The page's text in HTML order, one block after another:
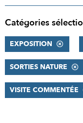
Catégories
EXPOSITION
SORTIES NATURE
VISITE COMMENTÉE